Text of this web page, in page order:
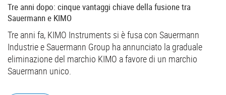
Tre anni dopo: cinque vantaggi chiave della fusione tra
Sauermann e KIMO
Tre anni fa, KIMO Instruments si è fusa con Sauermann
Industrie e Sauermann Group ha annunciato la graduale
eliminazione del marchio KIMO a favore di un marchio
Sauermann unico.